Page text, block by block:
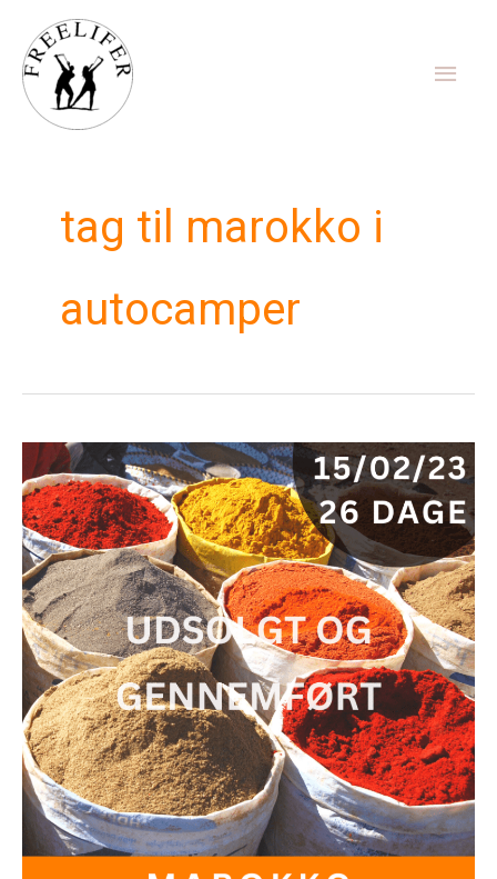
indholdet
tag til marokko i
autocamper
Freelifer
Marokko
Autocamper
Rundrejse
15FEB23